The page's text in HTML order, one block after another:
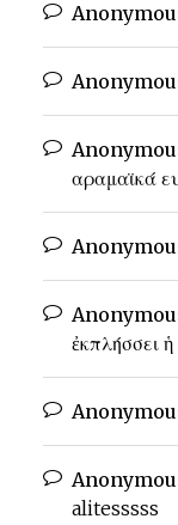
αραμαϊκά
ἐκπλήσσει ἡ
alitesssss